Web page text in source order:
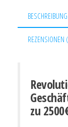
BESCHREIBUNG
REZENSIONEN
zu